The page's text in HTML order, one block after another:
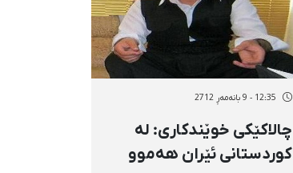
12:35 - 9 بانەمەڕ 2712
چالاكێكی خوێندكاری: لە
كوردستانی ئێران هەموو